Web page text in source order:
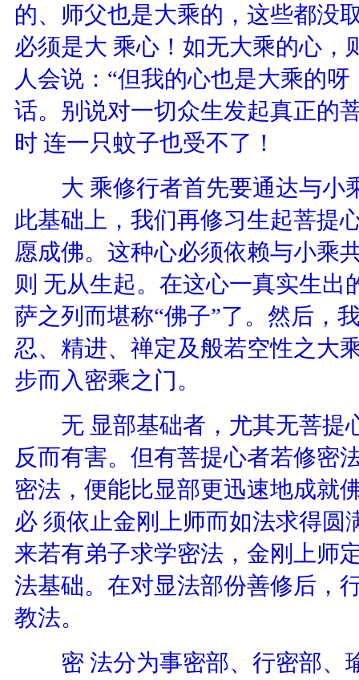
的、师父也是大乘的，这些都没
必须是大 乘心！如无大乘的心，
人会说：“但我的心也是大乘的
话。别说对一切众生发起真正的
时 连一只蚊子也受不了！
大 乘修行者首先要通达与小
此基础上，我们再修习生起菩提
愿成佛。这种心必须依赖与小乘
则 无从生起。在这心一真实生出
萨之列而堪称“佛子”了。然后，
忍、精进、禅定及般若空性之大
步而入密乘之门。
无 显部基础者，尤其无菩提
反而有害。但有菩提心者若修密
密法，便能比显部更迅速地成就
必 须依止金刚上师而如法求得圆
来若有弟子求学密法，金刚上师
法基础。在对显法部份善修后，
教法。
密 法分为事密部、行密部、